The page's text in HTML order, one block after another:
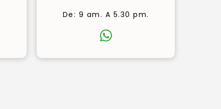
De: 9 am. A 5.30 pm.